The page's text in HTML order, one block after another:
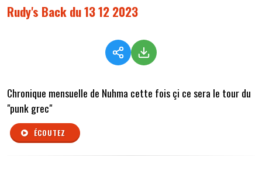
Rudy's Back du 13 12 2023
Chronique mensuelle de Nuhma cette fois çi ce sera le tour du
"punk grec"
ÉCOUTEZ